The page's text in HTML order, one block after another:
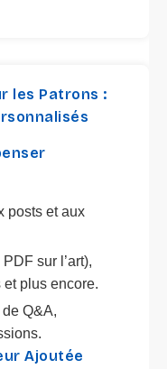
les Patrons :
posts et aux
sur l’art),
plus encore.
Q&A,
Ajoutée